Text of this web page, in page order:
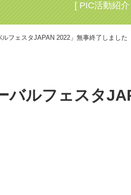
[ PIC活動紹
フェスタJAPAN 2022」無事終了しました
バルフェスタ